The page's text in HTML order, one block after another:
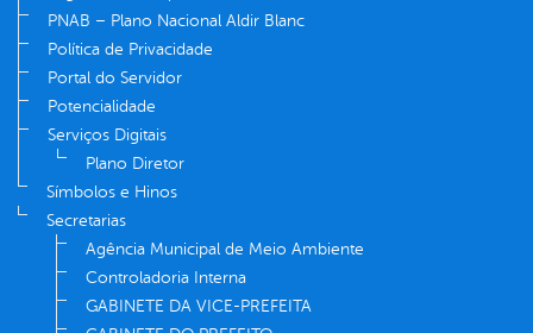
PNAB – Plano Nacional Aldir Blanc
Política de Privacidade
Portal do Servidor
Potencialidade
Serviços Digitais
Plano Diretor
Símbolos e Hinos
Secretarias
Agência Municipal de Meio Ambiente
Controladoria Interna
GABINETE DA VICE-PREFEITA